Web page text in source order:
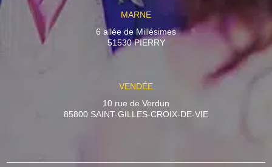
MARNE
6 allée de Millésimes
51530 PIERRY
VENDÉE
10 rue de Verdun
85800 SAINT-GILLES-CROIX-DE-VIE